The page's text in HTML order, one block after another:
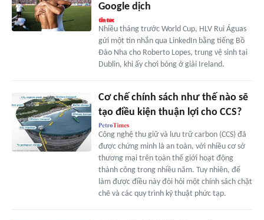
Google dịch
Nhiều tháng trước World Cup, HLV Rui Águas
gửi một tin nhắn qua LinkedIn bằng tiếng Bồ
Đào Nha cho Roberto Lopes, trung vệ sinh tại
Dublin, khi ấy chơi bóng ở giải Ireland.
Cơ chế chính sách như thế nào sẽ
tạo điều kiện thuận lợi cho CCS?
Công nghệ thu giữ và lưu trữ carbon (CCS) đã
được chứng minh là an toàn, với nhiều cơ sở
thương mại trên toàn thế giới hoạt động
thành công trong nhiều năm. Tuy nhiên, để
làm được điều này đòi hỏi một chính sách chặt
chẽ và các quy trình kỹ thuật phức tạp.